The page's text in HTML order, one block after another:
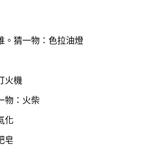
。猜一物：色拉油燈
火機
物：火柴
化
皂